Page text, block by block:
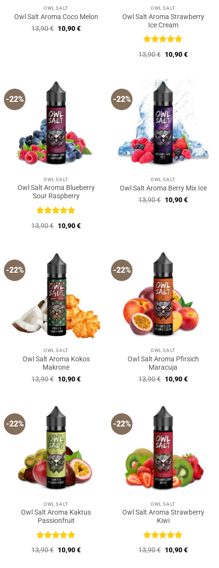
OWL SALT
Owl Salt Aroma Coco Melon
13,90€ Ursprünglicher
Preis
10,90€Aktueller
OWL SALT
Owl Salt Aroma Strawberry
Ice Cream
Bewertet
mit 5 von
13,90€ Ursprünglicher
Preis
10,90€Aktueller
-22%
OWL SALT
Owl Salt Aroma Blueberry
Sour Raspberry
Bewertet
mit 5 von
13,90€ Ursprünglicher
Preis
10,90€Aktueller
-22%
OWL SALT
Owl Salt Aroma Berry Mix Ice
13,90€ Ursprünglicher
Preis
10,90€Aktueller
-22%
OWL SALT
Owl Salt Aroma Kokos
Makrone
13,90€ Ursprünglicher
Preis
10,90€Aktueller
-22%
OWL SALT
Owl Salt Aroma Pfirsich
Maracuja
13,90€ Ursprünglicher
Preis
10,90€Aktueller
-22%
OWL SALT
Owl Salt Aroma Kaktus
Passionfruit
Bewertet
mit 5 von
13,90€ Ursprünglicher
Preis
10,90€Aktueller
-22%
OWL SALT
Owl Salt Aroma Strawberry
Kiwi
Bewertet
mit 5 von
13,90€ Ursprünglicher
Preis
10,90€Aktueller